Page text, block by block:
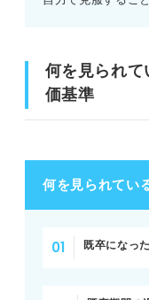
何を見られ
価基準
何を見られてい
既卒になっ